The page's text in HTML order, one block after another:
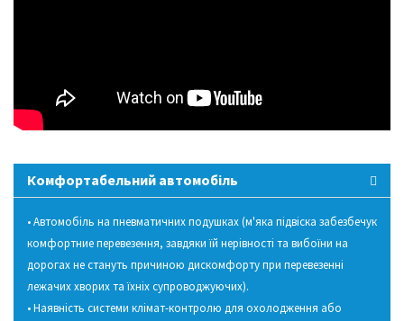
Комфортабельний автомобіль
• Автомобіль на пневматичних подушках (м'яка підвіска забезбечук
комфортние перевезення, завдяки їй нерівності та вибоїни на
дорогах не стануть причиною дискомфорту при перевезенні
лежачих хворих та їхніх супроводжуючих).
• Наявність системи клімат-контролю для охолодження або